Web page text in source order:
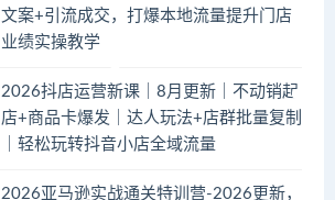
文案+引流成交，打爆本地流量提升门店
业绩实操教学
2026抖店运营新课｜8月更新｜不动销起
店+商品卡爆发｜达人玩法+店群批量复制
｜轻松玩转抖音小店全域流量
2026亚马逊实战通关特训营-2026更新，